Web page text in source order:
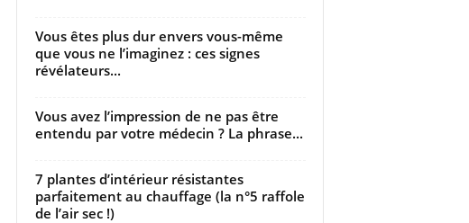
Vous êtes plus dur envers vous-même
que vous ne l’imaginez : ces signes
révélateurs...
Vous avez l’impression de ne pas être
entendu par votre médecin ? La phrase...
7 plantes d’intérieur résistantes
parfaitement au chauffage (la n°5 raffole
de l’air sec !)